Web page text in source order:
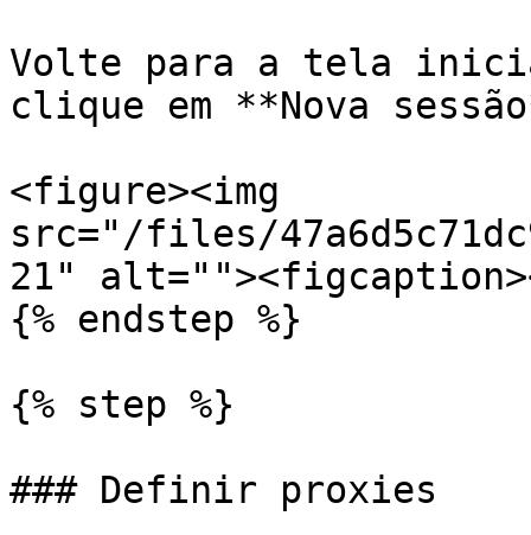
Volte para a tela
clique em **Nova
<figure><img
src="/files/
21"
{% endstep %}
{% step %}
### Definir proxies